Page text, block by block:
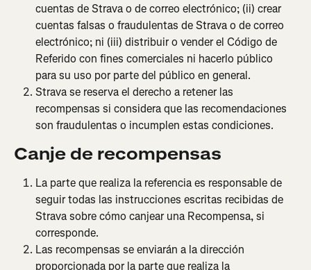
cuentas de Strava o de correo electrónico; (ii) crear
cuentas falsas o fraudulentas de Strava o de correo
electrónico; ni (iii) distribuir o vender el Código de
Referido con fines comerciales ni hacerlo público
para su uso por parte del público en general.
Strava se reserva el derecho a retener las
recompensas si considera que las recomendaciones
son fraudulentas o incumplen estas condiciones.
Canje de recompensas
La parte que realiza la referencia es responsable de
seguir todas las instrucciones escritas recibidas de
Strava sobre cómo canjear una Recompensa, si
corresponde.
Las recompensas se enviarán a la dirección
proporcionada por la parte que realiza la